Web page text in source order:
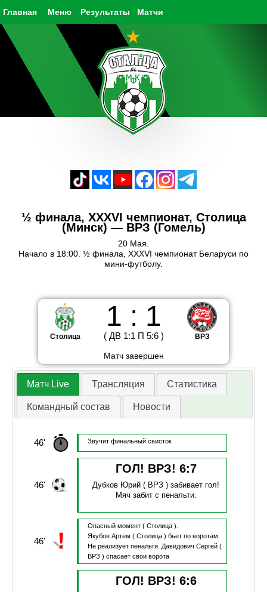
Главная Результаты Матчи
Меню
½ финала, XXXVI чемпионат, Столица
(Минск) — ВРЗ (Гомель)
20 Мая.
Начало в 18:00. ½ финала, XXXVI чемпионат Беларуси по
мини-футболу.
Столица
1 : 1
( ДВ 1:1 П 5:6 )
Матч завершен
ВРЗ
Матч Live Трансляция Статистика
Командный состав Новости
46' Звучит финальный свисток
46'
ГОЛ! ВРЗ! 6:7
Дубков Юрий ( ВРЗ )забивает гол!
Мяч забит с пенальти.
46'
Опасный момент ( Столица ).
Якубов Артем ( Столица ) бьет по воротам.
Не реализует пенальти. Давидович Сергей(
ВРЗ ) спасает свои ворота
ГОЛ! ВРЗ! 6:6